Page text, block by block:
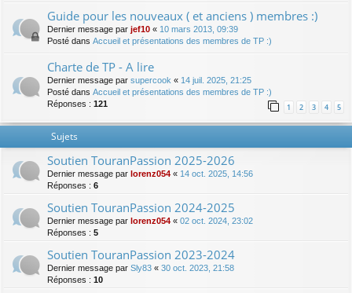
Guide pour les nouveaux ( et anciens ) membres :)
Dernier message par jef10 « 10 mars 2013, 09:39
Posté dans Accueil et présentations des membres de TP :)
Charte de TP - A lire
Dernier message par supercook « 14 juil. 2025, 21:25
Posté dans Accueil et présentations des membres de TP :)
Réponses : 121 1 2 3 4 5
Sujets
Soutien TouranPassion 2025-2026
Dernier message par lorenz054 « 14 oct. 2025, 14:56
Réponses : 6
Soutien TouranPassion 2024-2025
Dernier message par lorenz054 « 02 oct. 2024, 23:02
Réponses : 5
Soutien TouranPassion 2023-2024
Dernier message par Sly83 « 30 oct. 2023, 21:58
Réponses : 10